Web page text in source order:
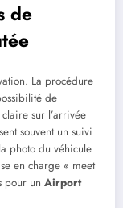
de
La procédure
de
sur l’arrivée
souvent un suivi
photo du véhicule
en charge « meet
pour un Airport